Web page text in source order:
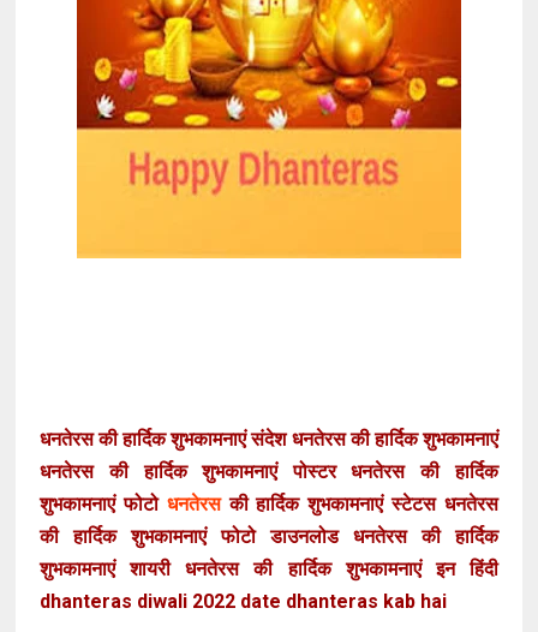
धनतेरस की हार्दिक शुभकामनाएं संदेश धनतेरस की हार्दिक शुभकामनाएं
धनतेरस की हार्दिक शुभकामनाएं पोस्टर धनतेरस की हार्दिक
शुभकामनाएं फोटो धनतेरसकी हार्दिक शुभकामनाएं स्टेटस धनतेरस
की हार्दिक शुभकामनाएं फोटो डाउनलोड धनतेरस की हार्दिक
शुभकामनाएं शायरी धनतेरस की हार्दिक शुभकामनाएं इन हिंदी
dhanteras diwali 2022 date dhanteras kab hai